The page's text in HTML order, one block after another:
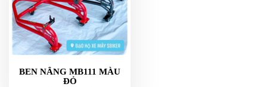
BEN NÂNG MB111 MÀU
ĐỎ